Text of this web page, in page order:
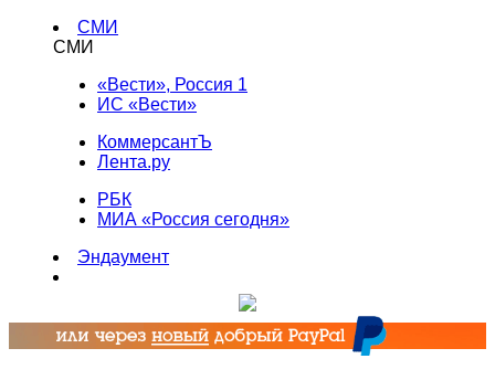
СМИ
СМИ
«Вести», Россия 1
ИС «Вести»
КоммерсантЪ
Лента.ру
РБК
МИА «Россия сегодня»
Эндаумент